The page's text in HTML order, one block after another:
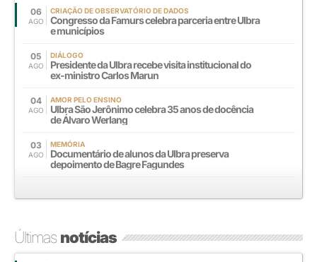
06
AGO
CRIAÇÃO DE OBSERVATÓRIO DE DADOS
Congresso da Famurs celebra parceria entre Ulbra
e municípios
05
AGO
DIÁLOGO
Presidente da Ulbra recebe visita institucional do
ex-ministro Carlos Marun
04
AGO
AMOR PELO ENSINO
Ulbra São Jerônimo celebra 35 anos de docência
de Álvaro Werlang
03
AGO
MEMÓRIA
Documentário de alunos da Ulbra preserva
depoimento de Bagre Fagundes
Últimasnotícias